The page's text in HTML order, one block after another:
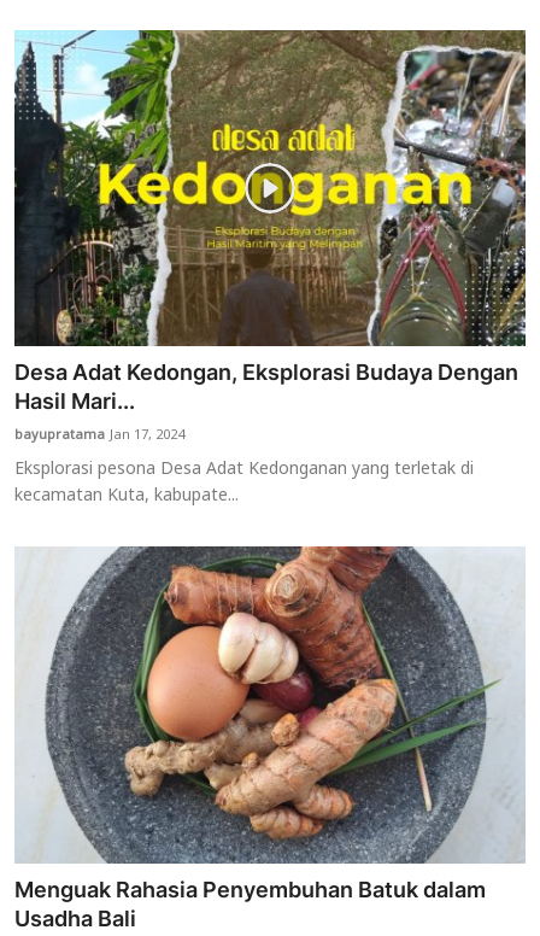
Desa Adat Kedongan, Eksplorasi Budaya Dengan
Hasil Mari...
bayupratamaJan 17, 2024
Eksplorasi pesona Desa Adat Kedonganan yang terletak di
kecamatan Kuta, kabupate...
Menguak Rahasia Penyembuhan Batuk dalam
Usadha Bali